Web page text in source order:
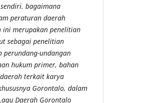
bagaimana
peraturan daerah
merupakan penelitian
sebagai penelitian
perundang-undangan
hukum primer, bahan
terkait karya
Gorontalo, dalam
Daerah Gorontalo